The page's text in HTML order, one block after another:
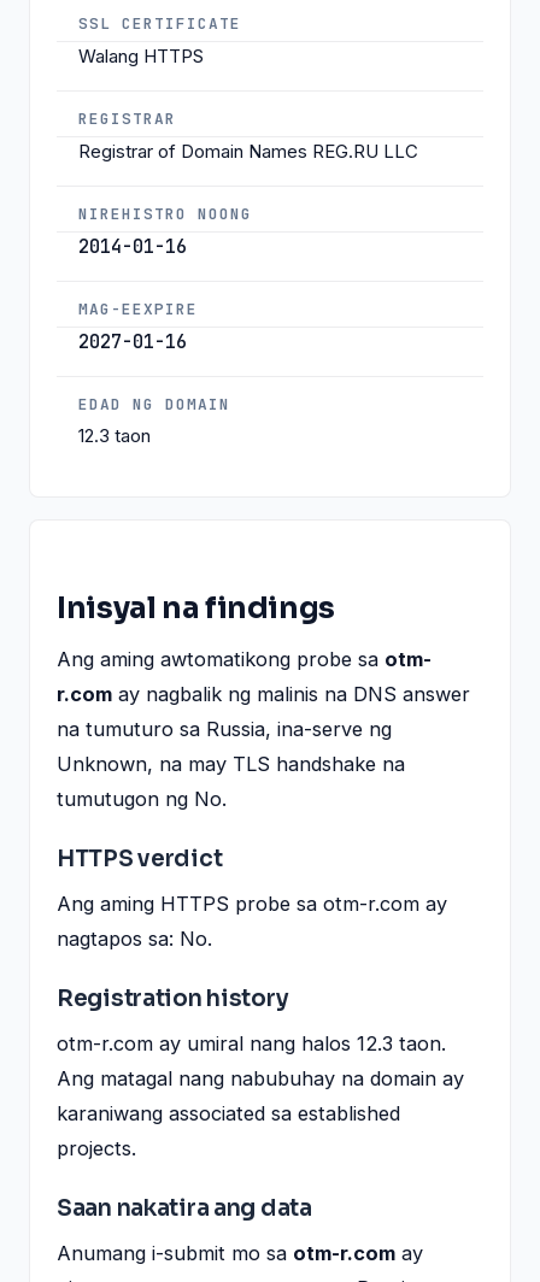
SSL CERTIFICATE
Walang HTTPS
REGISTRAR
Registrar of Domain Names REG.RU LLC
NIREHISTRO NOONG
2014-01-16
MAG-EEXPIRE
2027-01-16
EDAD NG DOMAIN
12.3 taon
Inisyal na findings
Ang aming awtomatikong probe sa otm-
r.com ay nagbalik ng malinis na DNS answer
na tumuturo sa Russia, ina-serve ng
Unknown, na may TLS handshake na
tumutugon ng No.
HTTPS verdict
Ang aming HTTPS probe sa otm-r.com ay
nagtapos sa: No.
Registration history
otm-r.com ay umiral nang halos 12.3 taon.
Ang matagal nang nabubuhay na domain ay
karaniwang associated sa established
projects.
Saan nakatira ang data
Anumang i-submit mo sa otm-r.com ay